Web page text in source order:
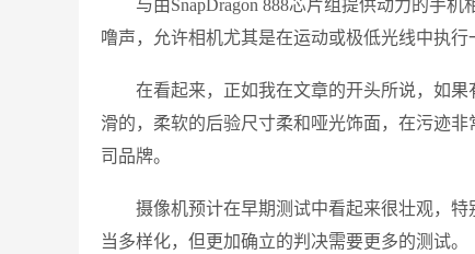
与由SnapDragon 888芯片组提供动力的手
噜声，允许相机尤其是在运动或极低光线中执行
在看起来，正如我在文章的开头所说，如
滑的，柔软的后验尺寸柔和哑光饰面，在污迹
司品牌。
摄像机预计在早期测试中看起来很壮观，
当多样化，但更加确立的判决需要更多的测试。